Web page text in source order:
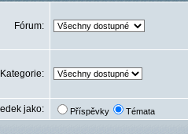
Fórum:
Kategorie:
jako: Příspěvky Témata